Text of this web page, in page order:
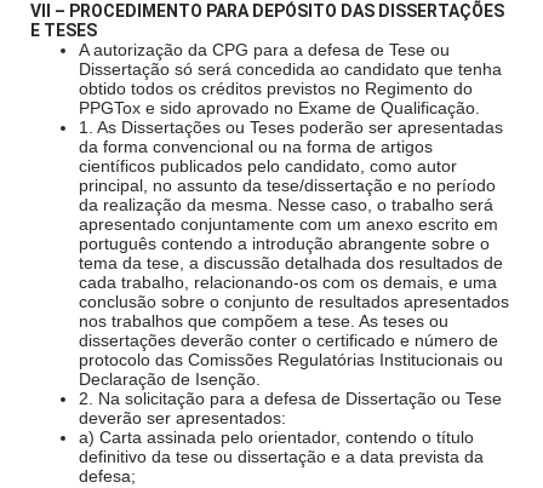
VII – PROCEDIMENTO PARA DEPÓSITO DAS DISSERTAÇÕES
E TESES
A autorização da CPG para a defesa de Tese ou
Dissertação só será concedida ao candidato que tenha
obtido todos os créditos previstos no Regimento do
PPGTox e sido aprovado no Exame de Qualificação.
1. As Dissertações ou Teses poderão ser apresentadas
da forma convencional ou na forma de artigos
científicos publicados pelo candidato, como autor
principal, no assunto da tese/dissertação e no período
da realização da mesma. Nesse caso, o trabalho será
apresentado conjuntamente com um anexo escrito em
português contendo a introdução abrangente sobre o
tema da tese, a discussão detalhada dos resultados de
cada trabalho, relacionando-os com os demais, e uma
conclusão sobre o conjunto de resultados apresentados
nos trabalhos que compõem a tese. As teses ou
dissertações deverão conter o certificado e número de
protocolo das Comissões Regulatórias Institucionais ou
Declaração de Isenção.
2. Na solicitação para a defesa de Dissertação ou Tese
deverão ser apresentados:
a) Carta assinada pelo orientador, contendo o título
definitivo da tese ou dissertação e a data prevista da
defesa;